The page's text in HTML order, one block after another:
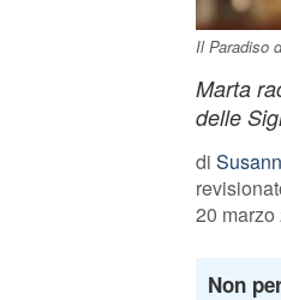
Il Paradiso
Marta
delle
di
20 marzo
Non